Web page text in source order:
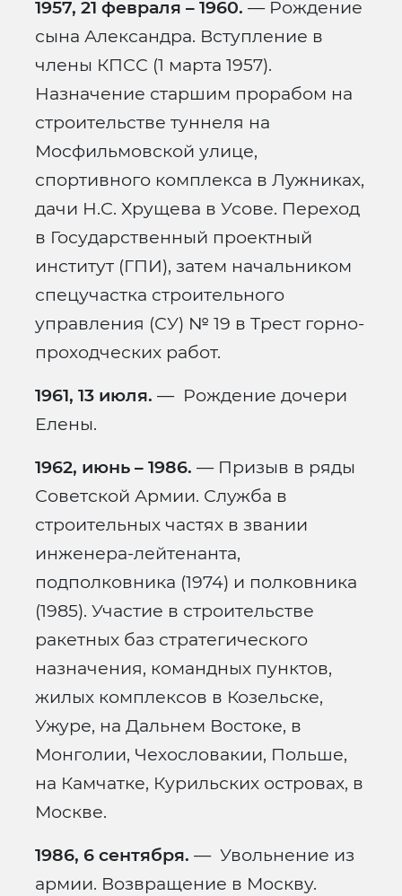
1957, 21 февраля – 1960. — Рождение
сына Александра. Вступление в
члены КПСС (1 марта 1957).
Назначение старшим прорабом на
строительстве туннеля на
Мосфильмовской улице,
спортивного комплекса в Лужниках,
дачи Н.С. Хрущева в Усове. Переход
в Государственный проектный
институт (ГПИ), затем начальником
спецучастка строительного
управления (СУ) № 19 в Трест горно-
проходческих работ.
1961, 13 июля. — Рождение дочери
Елены.
1962, июнь – 1986. — Призыв в ряды
Советской Армии. Служба в
строительных частях в звании
инженера-лейтенанта,
подполковника (1974) и полковника
(1985). Участие в строительстве
ракетных баз стратегического
назначения, командных пунктов,
жилых комплексов в Козельске,
Ужуре, на Дальнем Востоке, в
Монголии, Чехословакии, Польше,
на Камчатке, Курильских островах, в
Москве.
1986, 6 сентября. — Увольнение из
армии. Возвращение в Москву.